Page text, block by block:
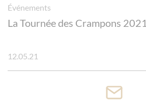
Événements
La Tournée des Crampons 2021
12.05.21